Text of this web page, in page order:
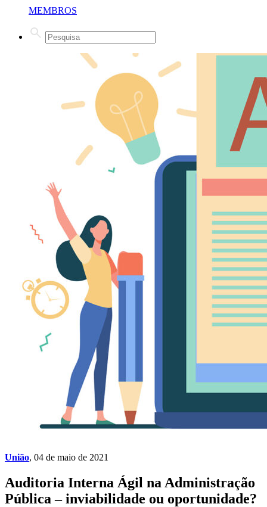
MEMBROS
União, 04 de maio de 2021
Auditoria Interna Ágil na Administração
Pública – inviabilidade ou oportunidade?